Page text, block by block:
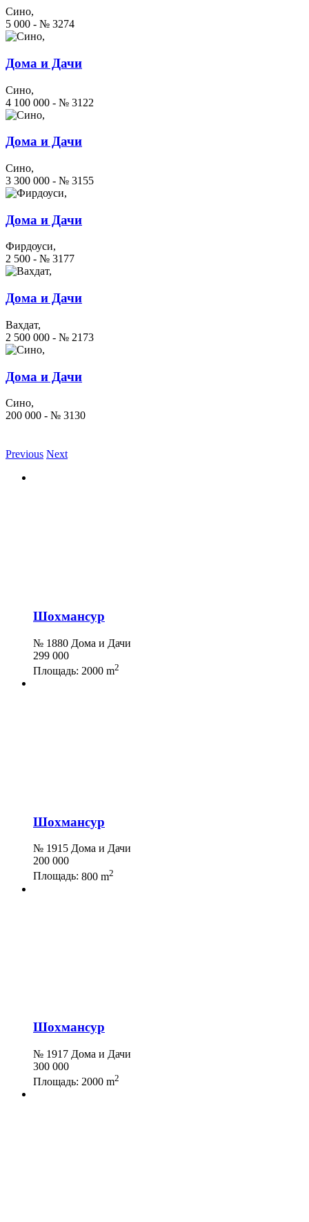
Сино,
5 000 - № 3274
Дома и Дачи
Сино,
4 100 000 - № 3122
Дома и Дачи
Сино,
3 300 000 - № 3155
Дома и Дачи
Фирдоуси,
2 500 - № 3177
Дома и Дачи
Вахдат,
2 500 000 - № 2173
Дома и Дачи
Сино,
200 000 - № 3130
Previous Next
Шохмансур
№ 1880 Дома и Дачи
299 000
Площадь: 2000 m2
Шохмансур
№ 1915 Дома и Дачи
200 000
Площадь: 800 m2
Шохмансур
№ 1917 Дома и Дачи
300 000
Площадь: 2000 m2